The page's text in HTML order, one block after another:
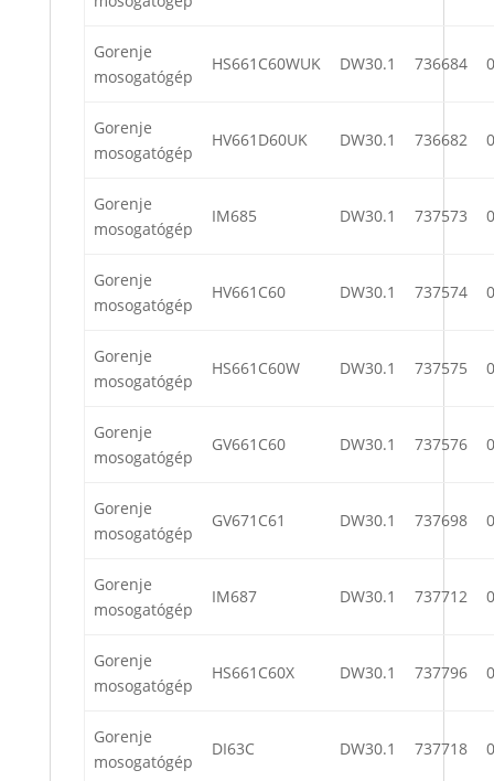
Gorenje
mosogatógép
HS661C60WUK DW30.1 736684
Gorenje
mosogatógép
HV661D60UK DW30.1 736682
Gorenje
mosogatógép
IM685 DW30.1 737573
Gorenje
mosogatógép
HV661C60 DW30.1 737574
Gorenje
mosogatógép
HS661C60W DW30.1 737575
Gorenje
mosogatógép
GV661C60 DW30.1 737576
Gorenje
mosogatógép
GV671C61 DW30.1 737698
Gorenje
mosogatógép
IM687 DW30.1 737712
Gorenje
mosogatógép
HS661C60X DW30.1 737796
Gorenje
mosogatógép
DI63C DW30.1 737718